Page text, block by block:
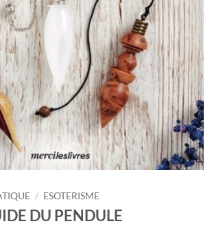
/ ESOTERISME
DU PENDULE